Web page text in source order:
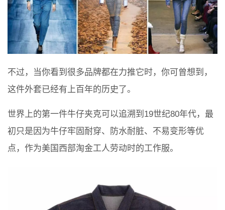
不过，当你看到很多品牌都在力推它时，你可曾想到，
这件外套已经有上百年的历史了。
世界上的第一件牛仔夹克可以追溯到19世纪80年代，最
初只是因为牛仔牢固耐穿、防水耐脏、不易变形等优
点，作为美国西部淘金工人劳动时的工作服。